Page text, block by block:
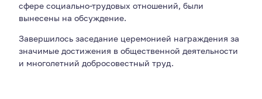
сфере социально-трудовых отношений, были
вынесены на обсуждение.
Завершилось заседание церемонией награждения за
значимые достижения в общественной деятельности
и многолетний добросовестный труд.